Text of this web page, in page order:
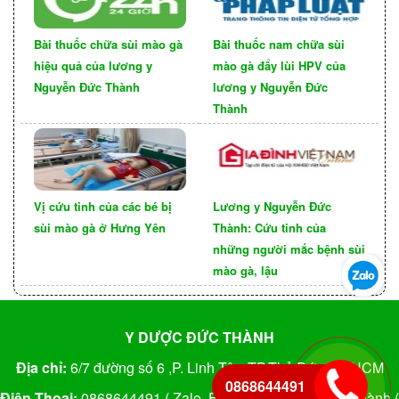
Thật may mắn khi việc điều trị bệnh lậu ở nữ giới
bây giờ không còn quá khó khăn nhờ vào các bài
thuốc chữa bệnh lậu của
ĐYGT Nguyễn Đức
, bài thuốc của anh đã và đang chữa khỏi
rất nhiều người mắc căn bệnh này. Liệu trình chỉ
từ 2-3 tháng, triệu chứng sẽ thuyên giảm và cần
phải kiêng cử những thức ăn quá nhiều gia vị gây
nóng trong người, rượu bia, kiêng đổ xanh, rau
muống và hạn chế đồ biển, thịt đỏ.
Bài thuốc chữa sùi mào gà
hiệu quả của lương y
Nguyễn Đức Thành
Bài thuốc nam chữa sùi
mào gà đẩy lùi HPV của
lương y Nguyễn Đức
Thành
Vị cứu tinh của các bé bị
sùi mào gà ở Hưng Yên
Lương y Nguyễn Đức
Thành: Cứu tinh của
những người mắc bệnh sùi
mào gà, lậu
Y DƯỢC ĐỨC THÀNH
Địa chỉ: 6/7 đường số 6 ,P. Linh Tây, TP.Thủ Đức, TP.HCM
0868644491